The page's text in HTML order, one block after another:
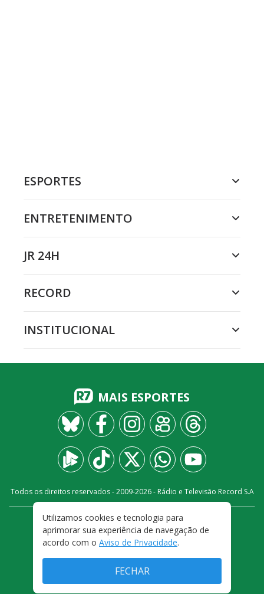
ESPORTES
ENTRETENIMENTO
JR 24H
RECORD
INSTITUCIONAL
MAIS ESPORTES
Todos os direitos reservados - 2009-2026- Rádio e Televisão Record S.A
FALE CONOSCO
PRIVACIDADE
TERMOS E CONDIÇÕES DE USO
Utilizamos cookies e tecnologia para
aprimorar sua experiência de navegação de
acordo com o Aviso de Privacidade.
FECHAR